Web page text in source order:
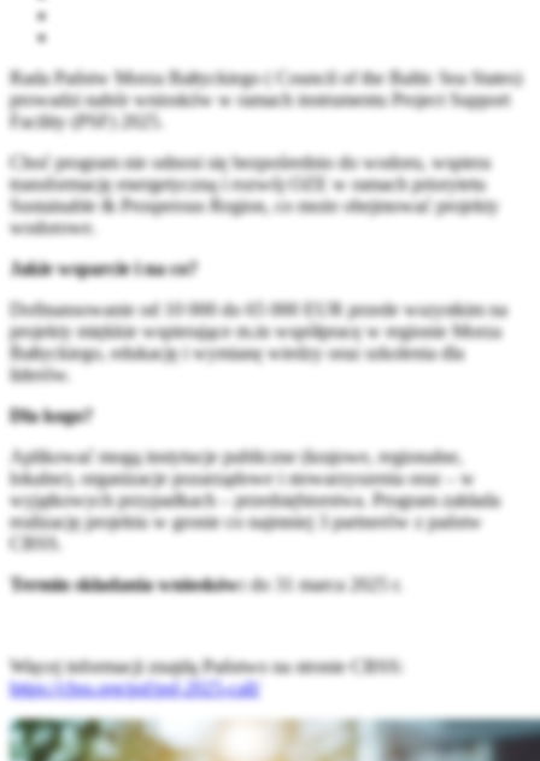
Rada Państw Morza Bałtyckiego ( Council of the Baltic Sea States)
prowadzi nabór wniosków w ramach instrumentu Project Support
Facility (PSF) 2025.
Choć program nie odnosi się bezpośrednio do wodoru, wspiera
transformację energetyczną i rozwój OZE w ramach priorytetu
Sustainable & Prosperous Region, co może obejmować projekty
wodorowe.
Jakie wsparcie i na co?
Dofinansowanie od 10 000 do 65 000 EUR przede wszystkim na
projekty miękkie wspierające m.in współpracę w regionie Morza
Bałtyckiego, edukację i wymianę wiedzy oraz szkolenia dla
liderów.
Dla kogo?
Aplikować mogą instytucje publiczne (krajowe, regionalne,
lokalne), organizacje pozarządowe i stowarzyszenia oraz – w
wyjątkowych przypadkach – przedsiębiorstwa. Program zakłada
realizację projektu w gronie co najmniej 3 partnerów z państw
CBSS.
Termin składania wniosków:do 31 marca 2025 r.
Więcej informacji znajdą Państwo na stronie CBSS:
https://cbss.org/psf/psf-2025-call/